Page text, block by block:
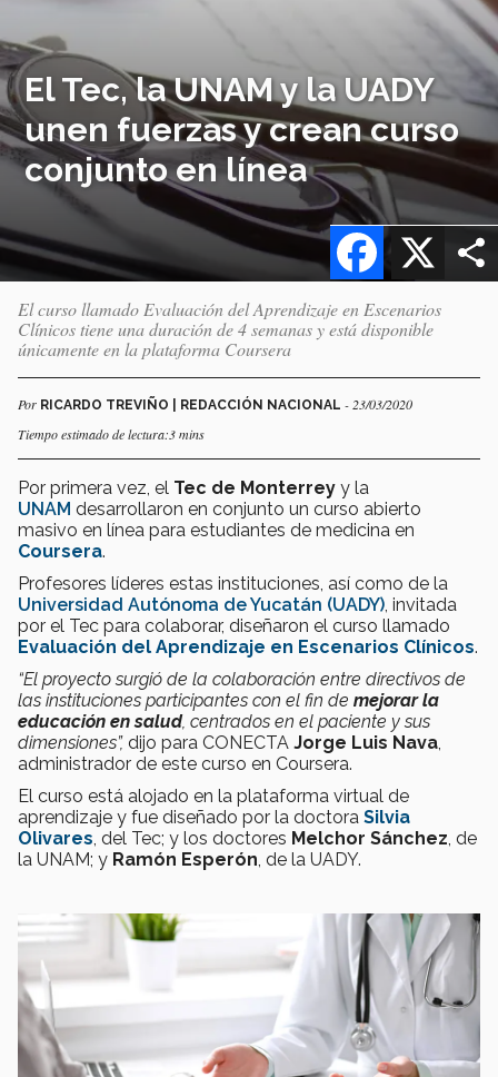
El Tec, la UNAM y la UADY
unen fuerzas y crean curso
conjunto en línea
X
Facebook
El curso llamado Evaluación del Aprendizaje en Escenarios
Clínicos tiene una duración de 4 semanas y está disponible
únicamente en la plataforma Coursera
Por RICARDO TREVIÑO | REDACCIÓN NACIONAL - 23/03/2020
Tiempo estimado de lectura:3 mins
Por primera vez, el Tec de Monterrey y la
UNAM desarrollaron en conjunto un curso abierto
masivo en línea para estudiantes de medicina en
Coursera.
Profesores líderes estas instituciones, así como de la
Universidad Autónoma de Yucatán (UADY) , invitada
por el Tec para colaborar, diseñaron el curso llamado
Evaluación del Aprendizaje en Escenarios Clínicos.
“El proyecto surgió de la colaboración entre directivos de
las instituciones participantes con el fin de mejorar la
educación en salud, centrados en el paciente y sus
dimensiones”, dijo para CONECTA Jorge Luis Nava
administrador de este curso en Coursera.
El curso está alojado en la plataforma virtual de
aprendizaje y fue diseñado por la doctora Silvia
Olivares , del Tec; y los doctores Melchor Sánchez , de
la UNAM; y Ramón Esperón , de la UADY.